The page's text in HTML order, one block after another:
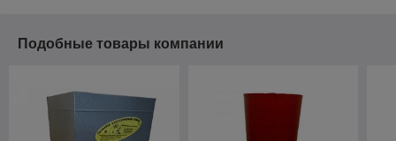
Подобные товары компании